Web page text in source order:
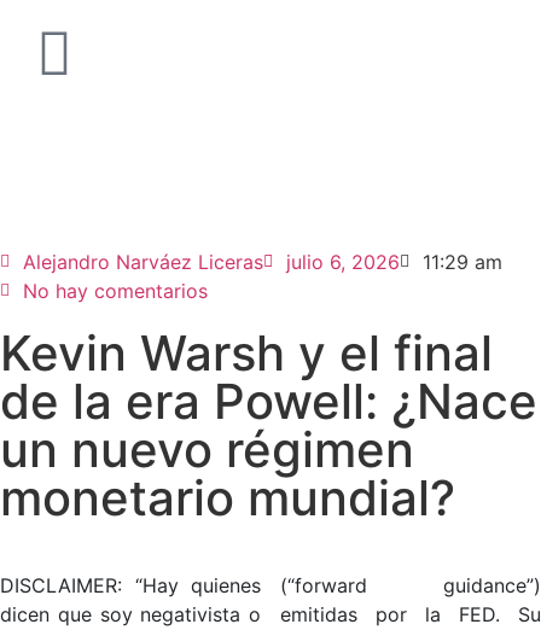
Alejandro Narváez Liceras julio 6, 2026
11:29 am
No hay comentarios
Kevin Warsh y el final
de la era Powell: ¿Nace
un nuevo régimen
monetario mundial?
DISCLAIMER: “Hay quienes
dicen que soy negativista o
(“forward guidance”)
emitidas por la FED. Su